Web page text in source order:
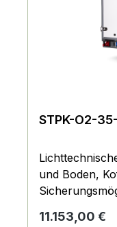
STPK-O2-
und Boden,
Regulärer
11.153,00 €